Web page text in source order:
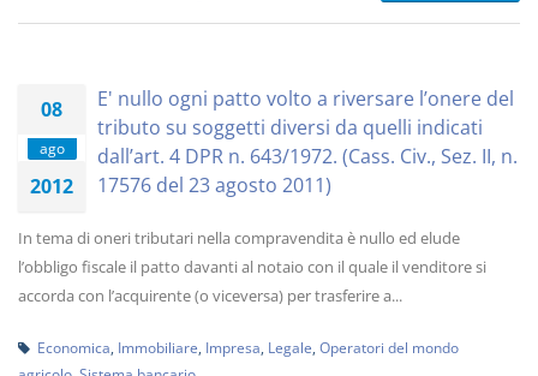
08
ago
2012
E' nullo ogni patto volto a riversare l’onere del
tributo su soggetti diversi da quelli indicati
dall’art. 4 DPR n. 643/1972. (Cass. Civ., Sez. II, n.
17576 del 23 agosto 2011)
In tema di oneri tributari nella compravendita è nullo ed elude
l’obbligo fiscale il patto davanti al notaio con il quale il venditore si
accorda con l’acquirente (o viceversa) per trasferire a...
Economica Immobiliare Impresa Legale Operatori del mondo